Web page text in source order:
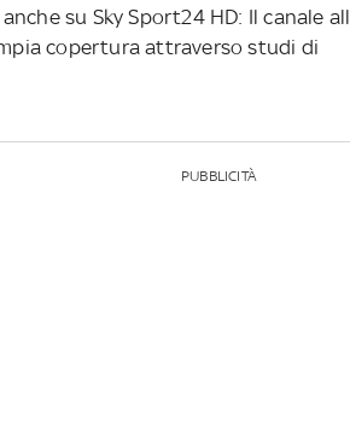
su Sky Sport24 HD: Il canale all
copertura attraverso studi di
PUBBLICITÀ